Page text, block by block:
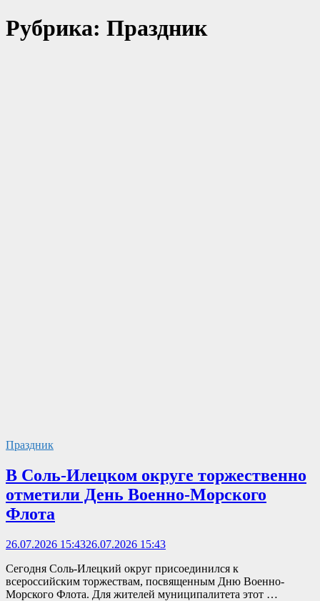
Рубрика: Праздник
Праздник
В Соль-Илецком округе торжественно
отметили День Военно-Морского
Флота
26.07.2026 15:4326.07.2026 15:43
Сегодня Соль-Илецкий округ присоединился к
всероссийским торжествам, посвященным Дню Военно-
Морского Флота. Для жителей муниципалитета этот …